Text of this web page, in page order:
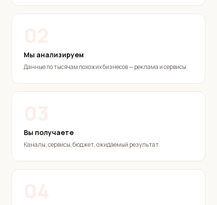
Мы анализируем
Данные по тысячам похожих бизнесов — реклама и сервисы.
Вы получаете
Каналы, сервисы, бюджет, ожидаемый результат.